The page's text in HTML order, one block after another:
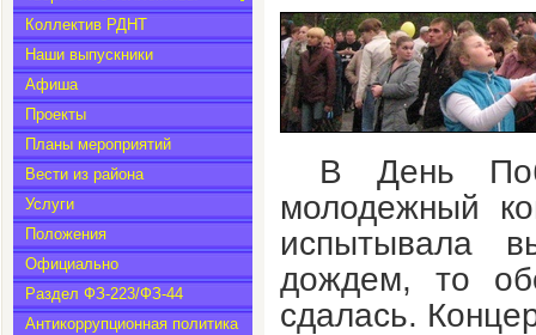
Коллектив РДНТ
Наши выпускники
Афиша
Проекты
Планы мероприятий
Вести из района
Услуги
Положения
Официально
Раздел ФЗ-223/ФЗ-44
Антикоррупционная политика
В День
молодежный
испытывала
дождем, то
сдалась.